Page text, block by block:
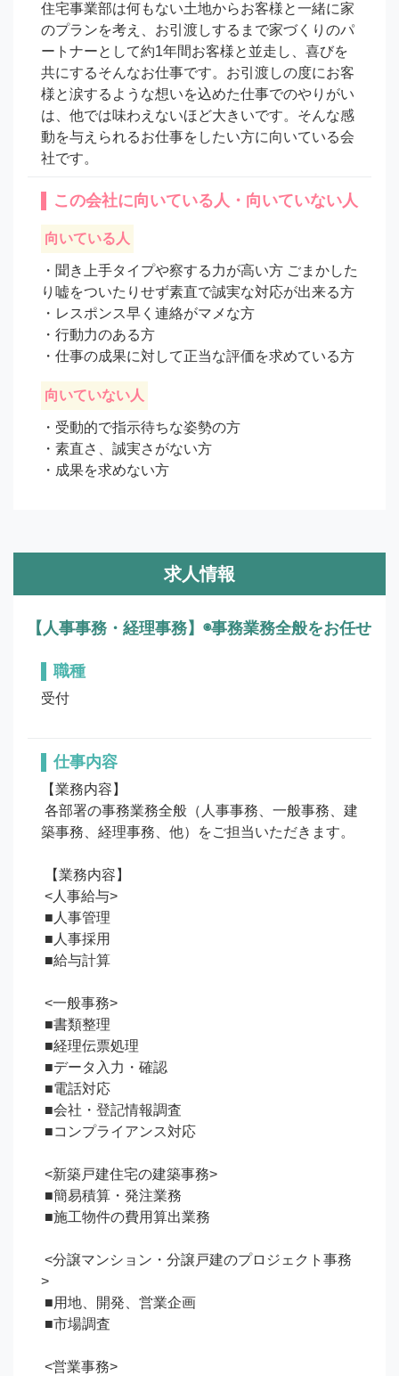
住宅事業部は何もない土地からお客様と一緒に家
のプランを考え、お引渡しするまで家づくりのパ
ートナーとして約1年間お客様と並走し、喜びを
共にするそんなお仕事です。お引渡しの度にお客
様と涙するような想いを込めた仕事でのやりがい
は、他では味わえないほど大きいです。そんな感
動を与えられるお仕事をしたい方に向いている会
社です。
この会社に向いている人・向いていない人
向いている人
・聞き上手タイプや察する力が高い方 ごまかした
り嘘をついたりせず素直で誠実な対応が出来る方
・レスポンス早く連絡がマメな方
・行動力のある方
・仕事の成果に対して正当な評価を求めている方
向いていない人
・受動的で指示待ちな姿勢の方
・素直さ、誠実さがない方
・成果を求めない方
求人情報
【人事事務・経理事務】◉事務業務全般をお任せ
職種
受付
仕事内容
【業務内容】
築事務、経理事務、他）をご担当いただきます。
>